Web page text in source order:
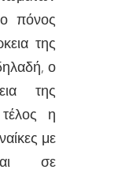
πόνος
της
ο
της
η
με
σε